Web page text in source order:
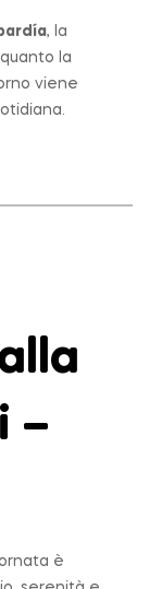
, la
la
viene
–
è